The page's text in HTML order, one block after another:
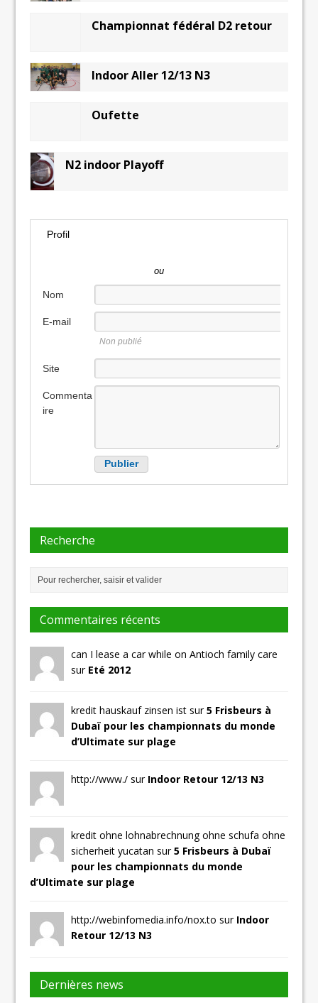
Championnat fédéral D2 retour
Indoor Aller 12/13 N3
Oufette
N2 indoor Playoff
Profil
ou
Nom
E-mail
Non publié
Site
Commenta
ire
Recherche
Commentaires récents
can I lease a car while on Antioch family care
sur Eté 2012
kredit hauskauf zinsen ist sur5 Frisbeurs à
Dubaï pour les championnats du monde
d’Ultimate sur plage
http://www./ sur Indoor Retour 12/13 N3
kredit ohne lohnabrechnung ohne schufa ohne
sicherheit yucatan sur5 Frisbeurs à Dubaï
pour les championnats du monde
d’Ultimate sur plage
http://webinfomedia.info/nox.to sur Indoor
Retour 12/13 N3
Dernières news